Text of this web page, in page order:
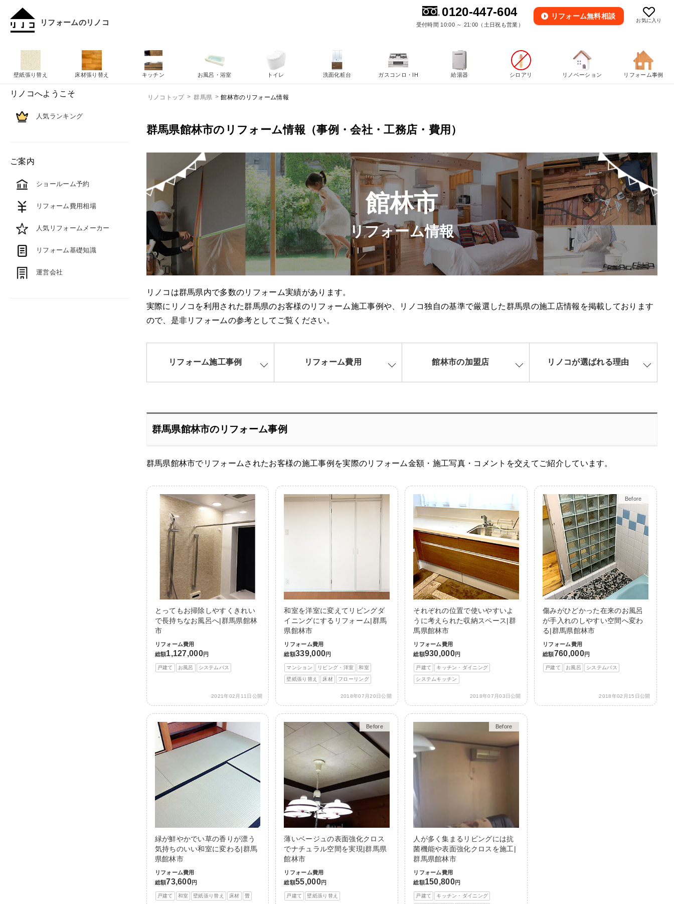
リフォームのリノコ お気に入り
0120-447-604
受付時間 10:00 ～ 21:00（土日祝も営業）
リフォーム無料相談
リノコトップ 群馬県 館林市のリフォーム情報
群馬県館林市のリフォーム情報（事例・会社・工務店・費用）
館林市
リフォーム情報
リノコは群馬県内で多数のリフォーム実績があります。
実際にリノコを利用された群馬県のお客様のリフォーム施工事例や、リノコ独自の基準で厳選した群馬県の施工店情報を掲載しております
ので、是非リフォームの参考としてご覧ください。
リフォーム施工事例 リフォーム費用 館林市の加盟店 リノコが選ばれる理由
群馬県館林市のリフォーム事例
群馬県館林市でリフォームされたお客様の施工事例を実際のリフォーム金額・施工写真・コメントを交えてご紹介しています。
とってもお掃除しやすくきれい
で長持ちなお風呂へ|群馬県館林
市
リフォーム費用
総額1,127,000円
戸建て お風呂 システムバス
2021年02月11日公開
和室を洋室に変えてリビングダ
イニングにするリフォーム|群馬
県館林市
リフォーム費用
総額339,000円
マンション リビング・洋室 和室
壁紙張り替え 床材 フローリング
2018年07月20日公開
それぞれの位置で使いやすいよ
うに考えられた収納スペース|群
馬県館林市
リフォーム費用
総額930,000円
戸建て キッチン・ダイニング
システムキッチン
2018年07月03日公開
Before
After
傷みがひどかった在来のお風呂
が手入れのしやすい空間へ変わ
る|群馬県館林市
リフォーム費用
総額760,000円
戸建て お風呂 システムバス
2018年02月15日公開
緑が鮮やかでい草の香りが漂う
気持ちのいい和室に変わる|群馬
県館林市
リフォーム費用
総額73,600円
戸建て 和室 壁紙張り替え 床材 畳
Before
After
薄いベージュの表面強化クロス
でナチュラル空間を実現|群馬県
館林市
リフォーム費用
総額55,000円
戸建て 壁紙張り替え
Before
After
人が多く集まるリビングには抗
菌機能や表面強化クロスを施工|
群馬県館林市
リフォーム費用
総額150,800円
戸建て キッチン・ダイニング
壁紙張り替え 床材張り替え キッチン お風呂・浴室 トイレ 洗面化粧台 ガスコンロ・IH 給湯器 シロアリ リノベーション リフォーム事例
リノコへようこそ
人気ランキング
ご案内
ショールーム予約
リフォーム費用相場
人気リフォームメーカー
リフォーム基礎知識
運営会社